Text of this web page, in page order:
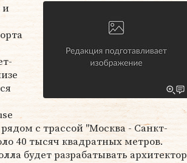
и
с трассой "Москва - Санкт-
40 тысяч квадратных метров.
будет разрабатывать архитектор